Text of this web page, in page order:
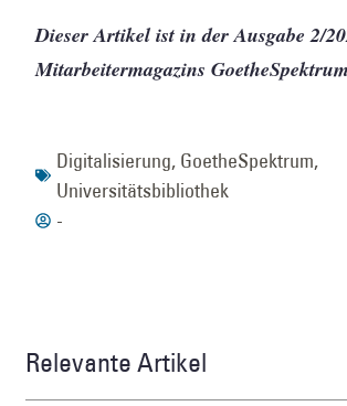
Dieser Artikel ist in der Ausgabe 2/
Mitarbeitermagazins
Digitalisierung, GoetheSpektrum,
Universitätsbibliothek
-
Relevante Artikel